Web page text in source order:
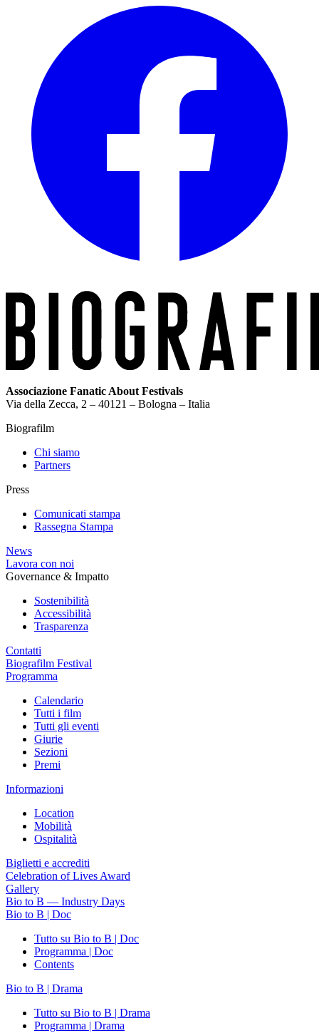
Associazione Fanatic About Festivals
Via della Zecca, 2 – 40121 – Bologna – Italia
Biografilm
Chi siamo
Partners
Press
Comunicati stampa
Rassegna Stampa
News
Lavora con noi
Governance & Impatto
Sostenibilità
Accessibilità
Trasparenza
Contatti
Biografilm Festival
Programma
Calendario
Tutti i film
Tutti gli eventi
Giurie
Sezioni
Premi
Informazioni
Location
Mobilità
Ospitalità
Biglietti e accrediti
Celebration of Lives Award
Gallery
Bio to B — Industry Days
Bio to B | Doc
Tutto su Bio to B | Doc
Programma | Doc
Contents
Bio to B | Drama
Tutto su Bio to B | Drama
Programma | Drama